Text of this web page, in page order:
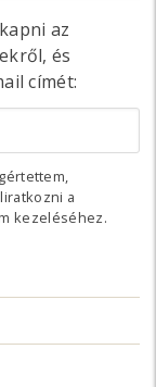
az
és
címét:
a
kezeléséhez.